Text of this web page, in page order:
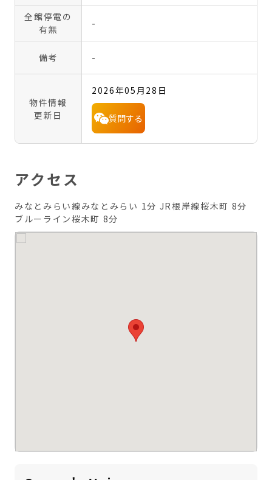
全館停電の
有無
-
備考 -
物件情報
更新日
2026年05月28日
質問する
アクセス
みなとみらい線みなとみらい 1分 JR根岸線桜木町 8分
ブルーライン桜木町 8分